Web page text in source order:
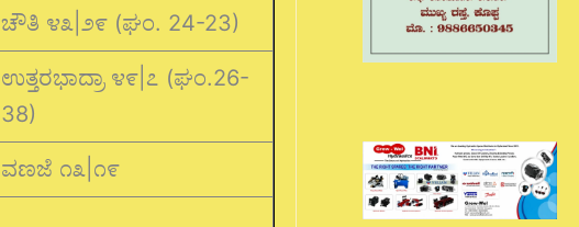
ಚೌತಿ ೪೩|೨೯ (ಘಂ. 24-23)
ಉತ್ತರಭಾದ್ರಾ ೪೯|೭ (ಘಂ.26-
38)
ವಣಜೆ ೧೩|೧೯